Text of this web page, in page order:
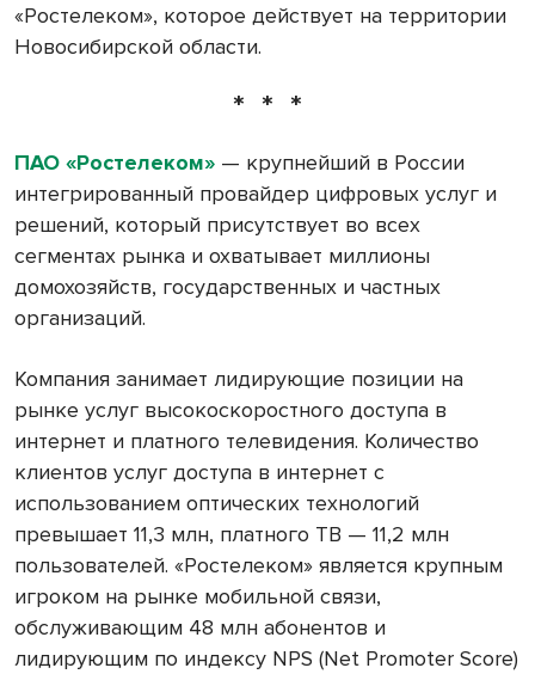
«Ростелеком», которое действует на территории
Новосибирской области.
* * *
ПАО «Ростелеком» — крупнейший в России
интегрированный провайдер цифровых услуг и
решений, который присутствует во всех
сегментах рынка и охватывает миллионы
домохозяйств, государственных и частных
организаций.
Компания занимает лидирующие позиции на
рынке услуг высокоскоростного доступа в
интернет и платного телевидения. Количество
клиентов услуг доступа в интернет с
использованием оптических технологий
превышает 11,3 млн, платного ТВ — 11,2 млн
пользователей. «Ростелеком» является крупным
игроком на рынке мобильной связи,
обслуживающим 48 млн абонентов и
лидирующим по индексу NPS (Net Promoter Score)